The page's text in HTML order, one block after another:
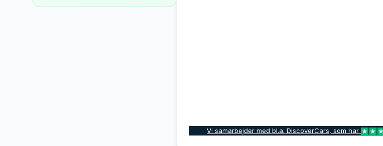
Vi samarbejder med bl.a. DiscoverCars, som har